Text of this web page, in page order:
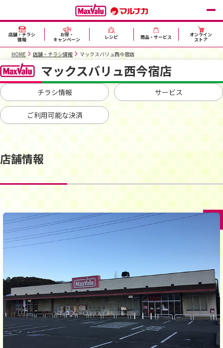
店舗・チラシ
情報
お得・
キャンペーン レシピ 商品・サービス オンライン
ストア
HOME 店舗・チラシ情報 マックスバリュ西今宿店
マックスバリュ西今宿店
チラシ情報 サービス
ご利用可能な決済
店舗情報